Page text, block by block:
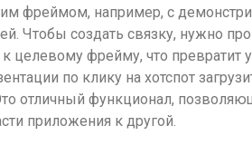
фреймом, например, с
Чтобы создать связку, нужно
целевому фрейму, что превратит
по клику на хотспот
отличный функционал,
приложения к другой.